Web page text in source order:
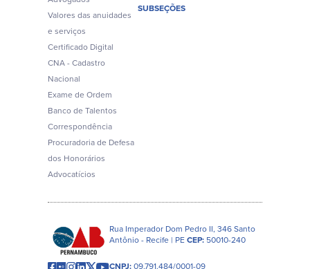
Valores das anuidades
e serviços
Certificado Digital
CNA - Cadastro
Nacional
Exame de Ordem
Banco de Talentos
Correspondência
Procuradoria de Defesa
dos Honorários
Advocatícios
SUBSEÇÕES
Rua Imperador Dom Pedro II, 346 Santo
Antônio - Recife | PECEP:50010-240
CNPJ:09.791.484/0001-09